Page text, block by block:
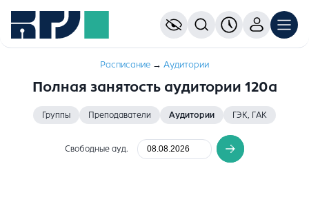
Расписание → Аудитории
Полная занятость аудитории 120а
Группы Преподаватели Аудитории ГЭК, ГАК
Свободные ауд.